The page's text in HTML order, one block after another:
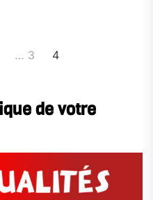
… 3 4
de votre